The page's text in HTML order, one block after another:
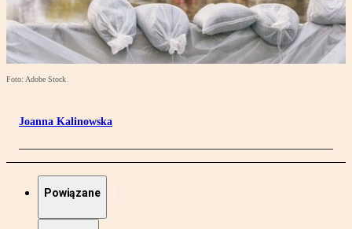
Foto: Adobe Stock
Joanna Kalinowska
Powiązane